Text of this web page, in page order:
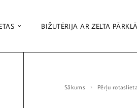
BIŽUTĒRIJA AR ZELTA
Sākums Pērļu